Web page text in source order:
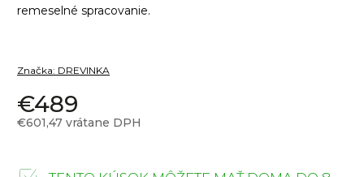
remeselné spracovanie.
Značka: DREVINKA
€489
€601,47 vrátane DPH